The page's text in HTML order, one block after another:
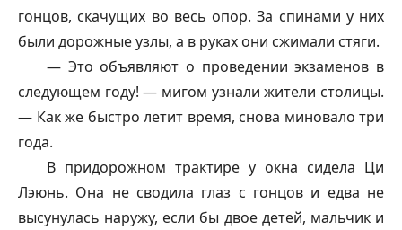
гонцов, скачущих во весь опор. За спинами у них
были дорожные узлы, а в руках они сжимали стяги.
— Это объявляют о проведении экзаменов в
следующем году! — мигом узнали жители столицы.
— Как же быстро летит время, снова миновало три
года.
В придорожном трактире у окна сидела Ци
Лэюнь. Она не сводила глаз с гонцов и едва не
высунулась наружу, если бы двое детей, мальчик и